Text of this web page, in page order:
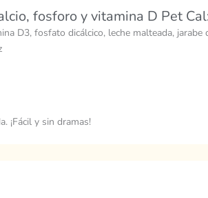
fosforo y vitamina D Pet
D3, fosfato dicálcico, leche malteada,
¡Fácil y sin dramas!